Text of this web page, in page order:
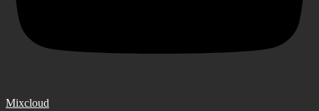
Mixcloud